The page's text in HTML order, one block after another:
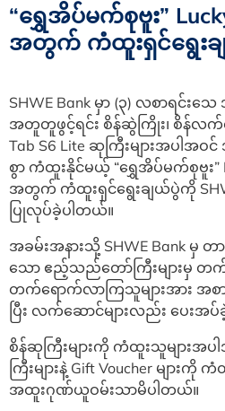
“ရွှေအိပ်မက်စုဗူး”
အတွက် ကံထူးရှင်ရွေးချ
SHWE Bank မှာ (၃) လစာရင်း
အတူတူဖွင့်ရင်း စိန်ဆွဲကြိုး၊ စိန်လက်စွပ်
Tab S6 Lite ဆုကြီးများအပါအဝင်
စွာ ကံထူးနိုင်မယ့် “‌ရွှေအိပ်မက်စုဗူး”
အတွက် ကံထူးရှင်ရွေးချယ်ပွဲကို
ပြုလုပ်ခဲ့ပါတယ်။
အခမ်းအနားသို့ SHWE Bank မှ တ
သော ဧည့်သည်တော်ကြီးများမှ တ
တက်ရောက်လာကြသူများအား အစ
ပြီး လက်ဆောင်များလည်း ပေးအ
စိန်ဆုကြီးများကို ကံထူးသူများအ
ကြီးများနဲ့ Gift Voucher များ
အထူးဂုဏ်ယူဝမ်းသာမိပါတယ်။